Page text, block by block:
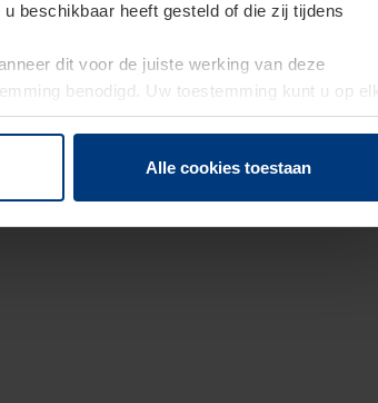
beschikbaar heeft gesteld of die zij tijdens
dit voor de juiste werking van deze
benodigd. Uw toestemming kunt u op elk
website wijzigen of herroepen.
Alle cookies toestaan